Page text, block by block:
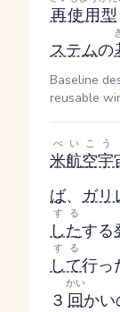
再使用型
ステムの
Baseline
reusable
米航空宇
べいこう
ば、 ガリ
した
する
する
して
する
行っ
３ 回
かい
かい